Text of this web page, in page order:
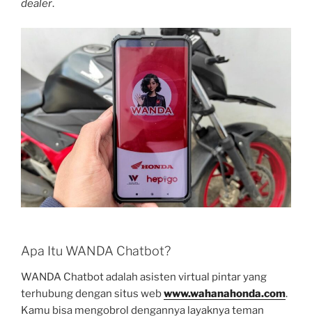
dealer.
Apa Itu WANDA Chatbot?
WANDA Chatbot adalah asisten virtual pintar yang
terhubung dengan situs webwww.wahanahonda.com.
Kamu bisa mengobrol dengannya layaknya teman